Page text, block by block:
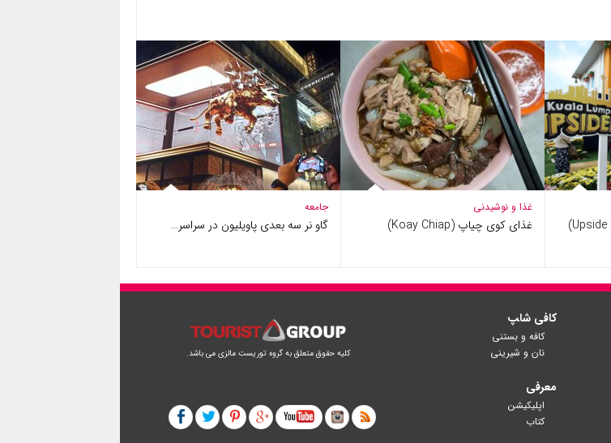
غذا و نوشیدنی
غذای کوی چیاپ (Koay Chiap)
جامعه
گاو نر سه بعدی پاویلیون در سراسر…
کافی شا‍پ
کافه و بستنی
نان و شیرینی
معرفی
اپلیکیشن
کتاب
کلیه حقوق متعلق به گروه توریست مالزی می باشد.